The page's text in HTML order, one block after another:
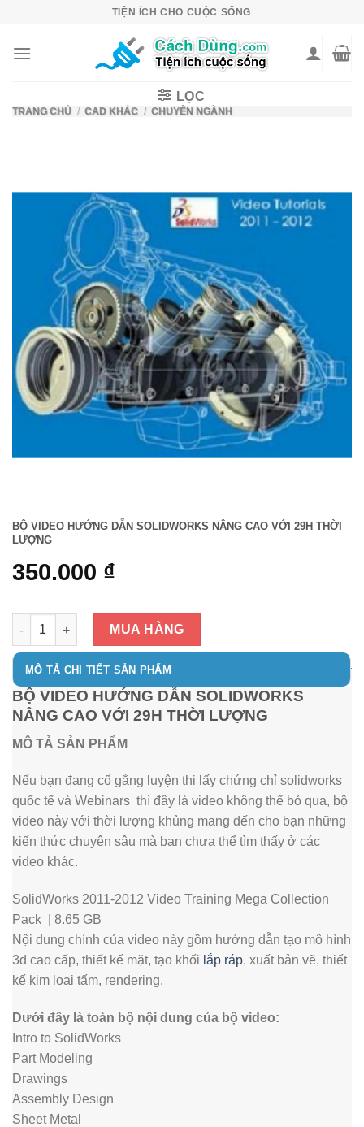
content
TIỆN ÍCH CHO CUỘC SỐNG
LỌC
TRANG CHỦ / CAD KHÁC / CHUYÊN NGÀNH
BỘ VIDEO HƯỚNG DẪN SOLIDWORKS NÂNG CAO VỚI 29H THỜI
LƯỢNG
350.000 ₫
BỘ VIDEO HƯỚNG DẪN SOLIDWORKS NÂNG CAO VỚI 29H
MUA HÀNG
MÔ TẢ CHI TIẾT SẢN PHẨM
BỘ VIDEO HƯỚNG DẪN SOLIDWORKS
NÂNG CAO VỚI 29H THỜI LƯỢNG
MÔ TẢ SẢN PHẨM
Nếu bạn đang cố gắng luyện thi lấy chứng chỉ solidworks
quốc tế và Webinars thì đây là video không thể bỏ qua, bộ
video này với thời lượng khủng mang đến cho bạn những
kiến thức chuyên sâu mà bạn chưa thể tìm thấy ở các
video khác.
SolidWorks 2011-2012 Video Training Mega Collection
Pack | 8.65 GB
Nội dung chính của video này gồm hướng dẫn tạo mô hình
3d cao cấp, thiết kế mặt, tạo khối lắp ráp, xuất bản vẽ, thiết
kế kim loại tấm, rendering.
Dưới đây là toàn bộ nội dung của bộ video:
Intro to SolidWorks
Part Modeling
Drawings
Assembly Design
Sheet Metal